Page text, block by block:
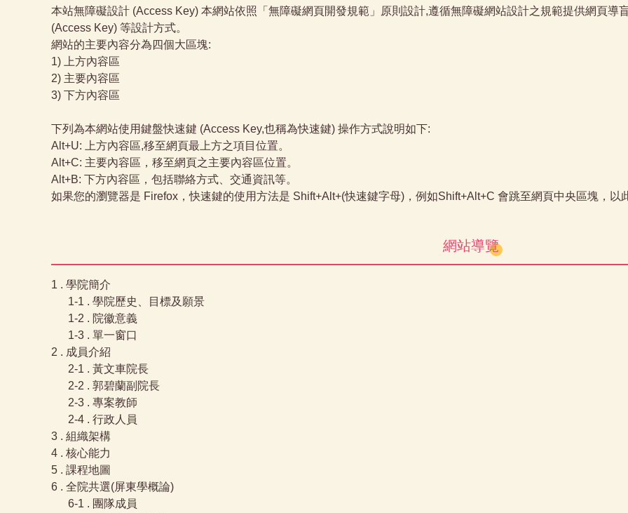
本站無障礙設計 (Access Key) 本網站依照「無障礙網頁開發規範」原則設計,遵循無障礙網站設計之規範提供網頁導
(Access Key) 等設計方式。
網站的主要內容分為四個大區塊:
1) 上方內容區
2) 主要內容區
3) 下方內容區
下列為本網站使用鍵盤快速鍵 (Access Key,也稱為快速鍵) 操作方式說明如下:
Alt+U: 上方內容區,移至網頁最上方之項目位置。
Alt+C: 主要內容區，移至網頁之主要內容區位置。
Alt+B: 下方內容區，包括聯絡方式、交通資訊等。
如果您的瀏覽器是 Firefox，快速鍵的使用方法是 Shift+Alt+(快速鍵字母)，例如Shift+Alt+C 會跳至網頁中央區塊，以
網站導覽
1 . 學院簡介
1-1 . 學院歷史、目標及願景
1-2 . 院徽意義
1-3 . 單一窗口
2 . 成員介紹
2-1 . 黃文車院長
2-2 . 郭碧蘭副院長
2-3 . 專案教師
2-4 . 行政人員
3 . 組織架構
4 . 核心能力
5 . 課程地圖
6 . 全院共選(屏東學概論)
6-1 . 團隊成員